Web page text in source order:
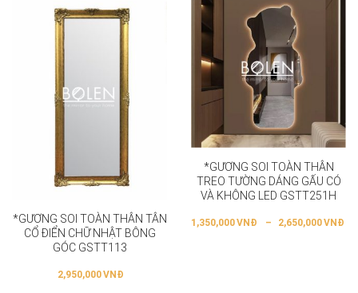
*GƯƠNG SOI TOÀN THÂN TÂN
CỔ ĐIỂN CHỮ NHẬT BÔNG
GÓC GSTT113
2,950,000VNĐ
*GƯƠNG SOI TOÀN THÂN
TREO TƯỜNG DÁNG GẤU CÓ
VÀ KHÔNG LED GSTT251H
1,350,000VNĐ – 2,650,000VNĐ